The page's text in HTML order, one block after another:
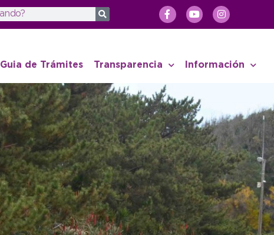
Guia de Trámites Transparencia Información